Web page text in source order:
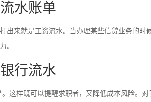
水账单
来就是工资流水。当办理某些信贷业务的
。
行流水
这样既可以提醒求职者，又降低成本风险。